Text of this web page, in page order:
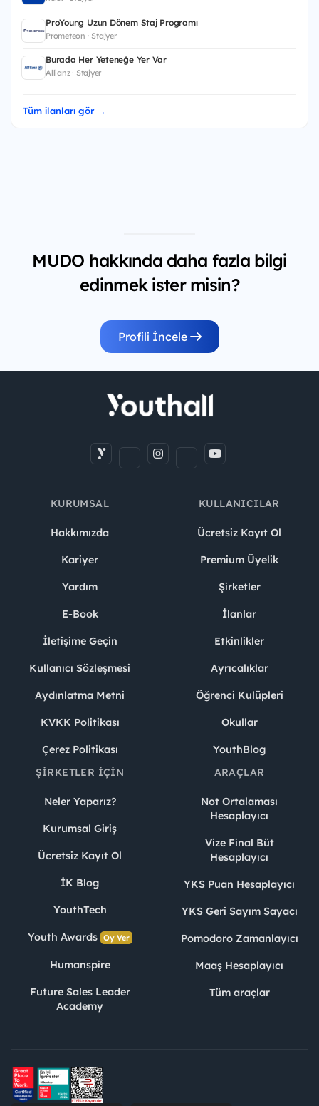
ProYoung Uzun Dönem Staj Programı
Prometeon · Stajyer
Burada Her Yeteneğe Yer Var
Allianz · Stajyer
Tüm ilanları gör →
MUDO hakkında daha fazla bilgi
edinmek ister misin?
Profili İncele
KURUMSAL
Hakkımızda
Kariyer
Yardım
E-Book
İletişime Geçin
Kullanıcı Sözleşmesi
Aydınlatma Metni
KVKK Politikası
Çerez Politikası
KULLANICILAR
Ücretsiz Kayıt Ol
Premium Üyelik
Şirketler
İlanlar
Etkinlikler
Ayrıcalıklar
Öğrenci Kulüpleri
Okullar
YouthBlog
ŞIRKETLER İÇIN
Neler Yaparız?
Kurumsal Giriş
Ücretsiz Kayıt Ol
İK Blog
YouthTech
Youth Awards Oy Ver
Humanspire
Future Sales Leader
Academy
ARAÇLAR
Not Ortalaması
Hesaplayıcı
Vize Final Büt
Hesaplayıcı
YKS Puan Hesaplayıcı
YKS Geri Sayım Sayacı
Pomodoro Zamanlayıcı
Maaş Hesaplayıcı
Tüm araçlar